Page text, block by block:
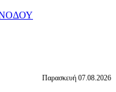
Παρασκευή 07.08.2026